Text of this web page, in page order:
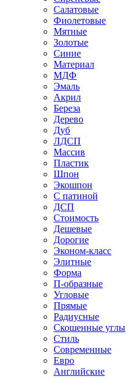
Салатовые
Фиолетовые
Мятные
Золотые
Синие
Материал
МДФ
Эмаль
Акрил
Береза
Дерево
Дуб
ЛДСП
Массив
Пластик
Шпон
Экошпон
С патиной
ДСП
Стоимость
Дешевые
Дорогие
Эконом-класс
Элитные
Форма
П-образные
Угловые
Прямые
Радиусные
Скошенные углы
Стиль
Современные
Евро
Английские